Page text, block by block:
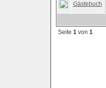
Gästebuch
Seite 1von 1